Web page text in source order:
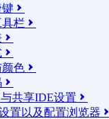
键 
栏 


色 

共享IDE设置 
置以及配置浏览器 